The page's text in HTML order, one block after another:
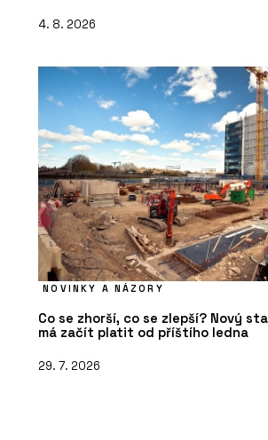
4. 8. 2026
NOVINKY A NÁZORY
Co se zhorší, co se zlepší? Nový
má začít platit od příštího ledna
29. 7. 2026